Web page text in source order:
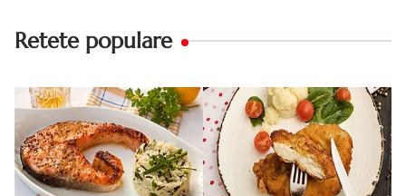
Retete populare